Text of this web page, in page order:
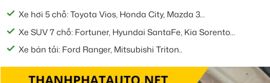
Xe hơi 5 chỗ: Toyota Vios, Honda City, Mazda 3…
Xe SUV 7 chỗ: Fortuner, Hyundai SantaFe, Kia Sorento…
Xe bán tải: Ford Ranger, Mitsubishi Triton..